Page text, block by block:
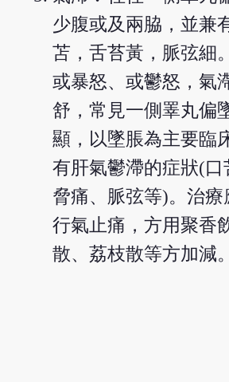
少腹或及兩脇，並兼
苫，舌苔黃，脈弦細
或暴怒、或鬱怒，氣
舒，常見一側睪丸偏
顯，以墜脹為主要臨
有肝氣鬱滯的症狀(口
脅痛、脈弦等)。治療
行氣止痛，方用聚香
散、荔枝散等方加減。